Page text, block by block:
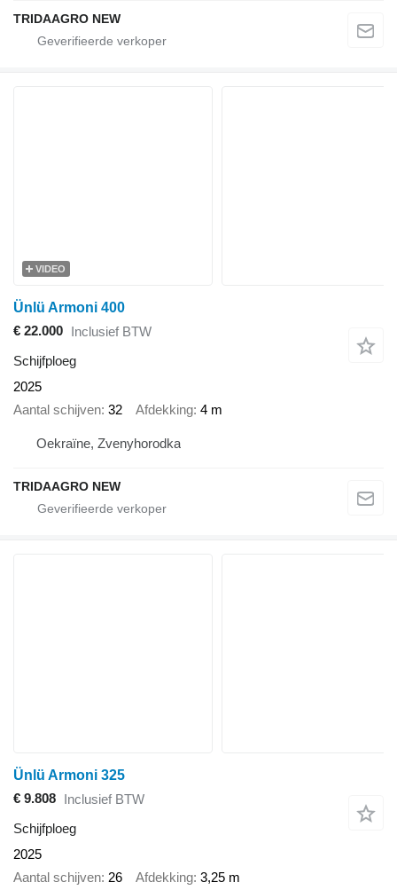
TRIDAAGRO NEW
VIDEO
Ünlü Armoni 400
€ 22.000 Inclusief BTW
Schijfploeg
2025
Aantal schijven 32 Afdekking 4 m
Oekraïne, Zvenyhorodka
TRIDAAGRO NEW
Ünlü Armoni 325
€ 9.808 Inclusief BTW
Schijfploeg
2025
Aantal schijven 26 Afdekking 3,25 m